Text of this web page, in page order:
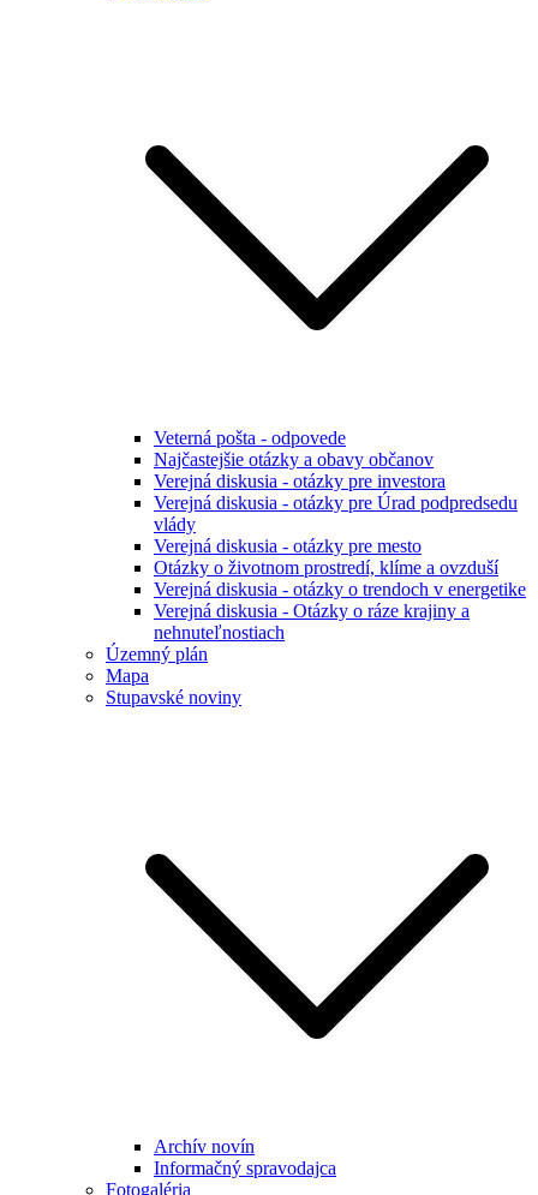
Veterná pošta - odpovede
Najčastejšie otázky a obavy občanov
Verejná diskusia - otázky pre investora
Verejná diskusia - otázky pre Úrad podpredsedu
vlády
Verejná diskusia - otázky pre mesto
Otázky o životnom prostredí, klíme a ovzduší
Verejná diskusia - otázky o trendoch v energetike
Verejná diskusia - Otázky o ráze krajiny a
nehnuteľnostiach
Územný plán
Mapa
Stupavské noviny
Archív novín
Informačný spravodajca
Fotogaléria